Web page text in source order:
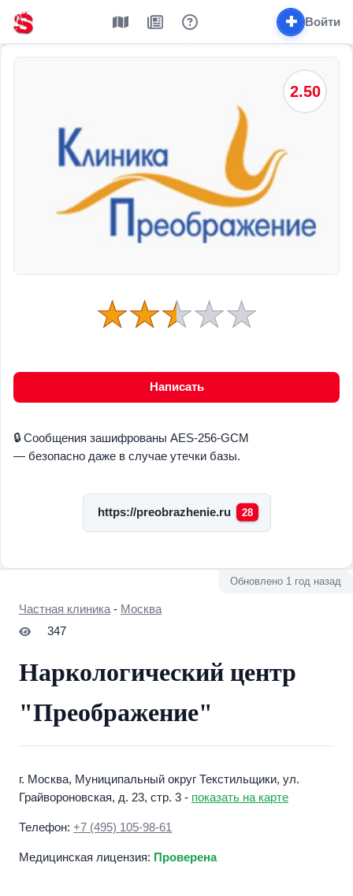
✚ Войти
2.50
Написать
🔒 Сообщения зашифрованы AES-256-GCM
— безопасно даже в случае утечки базы.
https://preobrazhenie.ru 28
Частная клиника- Москва
347
Наркологический центр
"Преображение"
г. Москва, Муниципальный округ Текстильщики, ул.
Грайвороновская, д. 23, стр. 3 - показать на карте
Телефон: +7 (495) 105-98-61
Медицинская лицензия: Проверена
Обновлено 1 год назад